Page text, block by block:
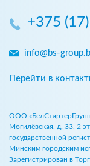
+375
info@bs-
Перейти в
ООО
Могилёвская, д. 33, 2
государственной
Минским городским
Зарегистрирован в